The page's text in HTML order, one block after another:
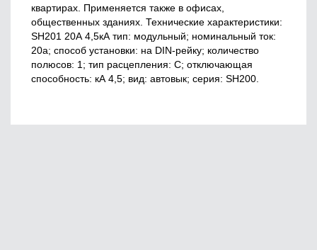
квартирах. Применяется также в офисах,
общественных зданиях. Технические характеристики:
SH201 20А 4,5кА тип: модульный; номинальный ток:
20а; способ установки: на DIN-рейку; количество
полюсов: 1; тип расцепления: С; отключающая
способность: кА 4,5; вид: автовык; серия: SН200.